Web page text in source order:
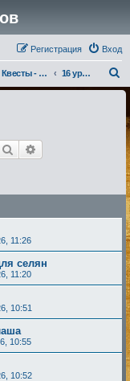
Вход
Регистрация
Квесты - Магмары 16 уровень
о
Поиск Расширенный
11:26
селян
11:20
10:51
10:55
10:52